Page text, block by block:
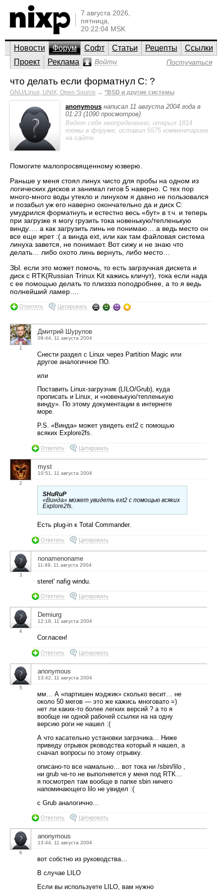
7 августа 2026,
пятница,
20:22:04 MSK
Новости Форум Софт Статьи Рецепты
Ссылки
Проект
Реклама Войти Постучаться
что делать если форматнул С: ?
GNU/Linux, UNIX, Open Source → *BSD и другие системы
anonymous написал 11 августа 2004 года в
01:23 (1090 просмотров)
Ведет себя неопределенно; открыл 1814
темы в форуме, оставил 5575 комментариев
на сайте.
Помогите малопросвященному юзверю.
Раньше у меня стоял линух чисто для пробы на одном из
логических дисков и занимал гигов 5 наверно. С тех пор
много-много воды утекло и линухом я давно не пользовался
и позабыл уж его наверно окончательно да и диск С:
умудрился форматнуть и естестно весь «бут» в т.ч. и теперь
при загрузке я могу грузить тока новенькую/тепленькую
винду…. а как загрузить линь не понимаю… а ведь место он
все еще жрет :( а винда ext, или как там файловая система
линуха завется, не понимает. Вот сижу и не знаю что
делать… либо охото линь вернуть, либо место…
ЗЫ. если это может помочь, то есть загрзучная дискета и
диск с RTK(Russian Trinux Kit кажись кличут), тока если нада
с ее помощью делать то плизззз поподробнее, а то я ведь
полнейший ламер….
Ответить Цитировать
1
Дмитрий Шурупов
09:44, 11 августа 2004
Снести раздел с Linux через Partition Magic или
другое аналогичное ПО.
или
Поставить Linux-загрузчик (LILO/Grub), куда
прописать и Linux, и «новенькую/тепленькую
винду». По этому документации в интернете
море.
P.S. «Винда» может увидеть ext2 с помощью
всяких Explore2fs.
Ответить Цитировать
2
myst
10:51, 11 августа 2004
SHuRuP
«Винда» может увидеть ext2 с помощью всяких
Explore2fs.
Есть plug-in к Total Commander.
Ответить Цитировать
3
nonamenoname
11:49, 11 августа 2004
steret' nafig windu.
Ответить Цитировать
4
Demiurg
12:18, 11 августа 2004
Согласен!
Ответить Цитировать
5
anonymous
13:42, 11 августа 2004
мм… А «партишен мэджик» сколько весит… не
около 50 мегов — это же кажись многовато =)
нет ли каких-то более легких версий ? а то я
вообще ни одной рабочей ссылки на на одну
версию роги не нашел :(
А что касательно установки загрзчика… Ниже
приведу отрывок рководства который я нашел, а
сначал вопросы по этому отрывку.
описано-то все намально… вот тока ни /sbin/lilo ,
ни grub че-то не выполняется у меня под RTK…
я посмотрел там вообще в папке sbin ничего
напоминающего lilo не увидел :(
с Grub аналогично…
Ответить Цитировать
6
anonymous
13:44, 11 августа 2004
вот собстно из руководства…
В случае LILO
Если вы используете LILO, вам нужно